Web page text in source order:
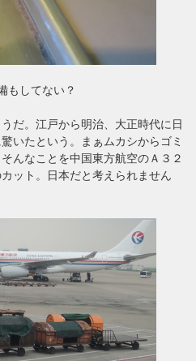
もしてない？
だ。江戸から明治、大正時代に日
いたという。まぁムカシからゴミ
んなことを中国東方航空のＡ３２
ット。日本だと考えられません